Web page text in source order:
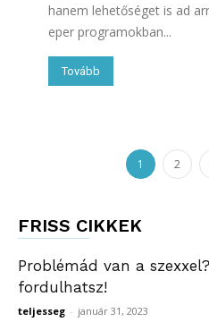
hanem lehetőséget is ad
eper programokban...
Tovább
1 2
FRISS CIKKEK
Problémád van a
fordulhatsz!
teljesseg - január 31, 2023